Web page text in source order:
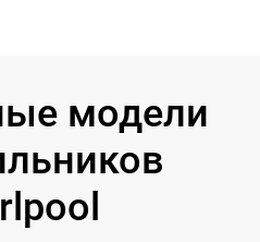
модели